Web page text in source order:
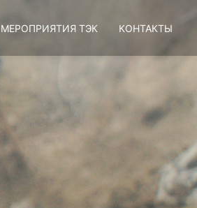
МЕРОПРИЯТИЯ ТЭК КОНТАКТЫ